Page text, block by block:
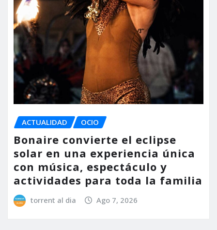
ACTUALIDAD OCIO
Bonaire convierte el eclipse
solar en una experiencia única
con música, espectáculo y
actividades para toda la familia
torrent al dia Ago 7, 2026